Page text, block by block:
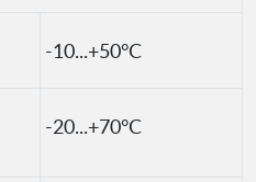
-10...+50°C
-20...+70°C